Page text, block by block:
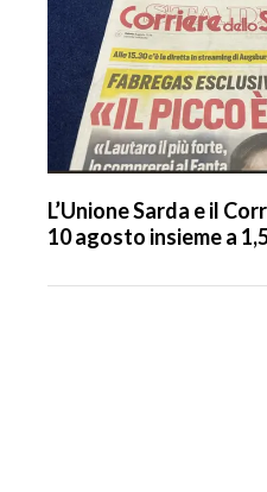
L’Unione Sarda e il
10 agosto insieme a